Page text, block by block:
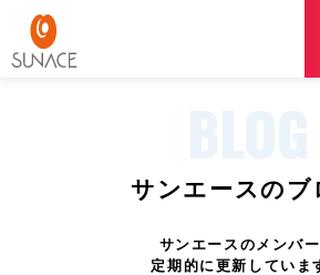
サンエースのブ
サンエースのメンバ
定期的に更新していま